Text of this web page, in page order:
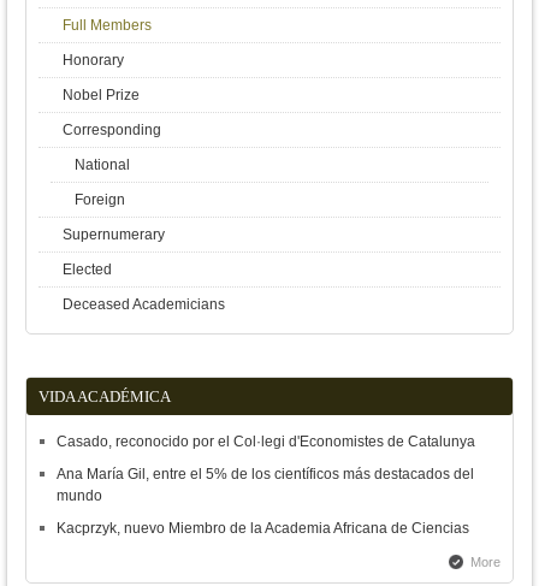
Full Members
Honorary
Nobel Prize
Corresponding
National
Foreign
Supernumerary
Elected
Deceased Academicians
VIDA ACADÉMICA
Casado, reconocido por el Col·legi d'Economistes de Catalunya
Ana María Gil, entre el 5% de los científicos más destacados del
mundo
Kacprzyk, nuevo Miembro de la Academia Africana de Ciencias
More